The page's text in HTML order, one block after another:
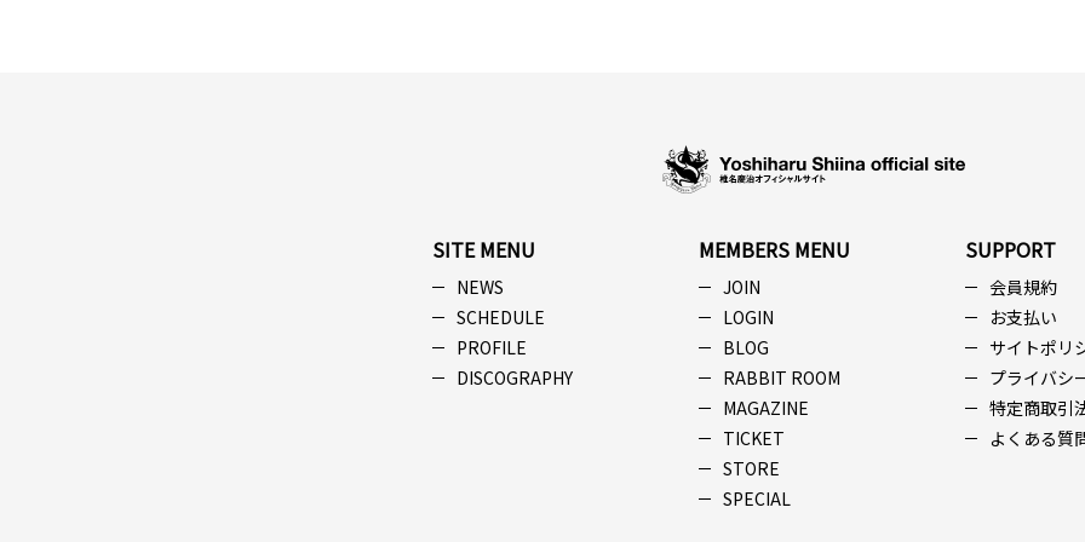
SITE MENU
NEWS
SCHEDULE
PROFILE
DISCOGRAPHY
MEMBERS MENU
JOIN
LOGIN
BLOG
RABBIT ROOM
MAGAZINE
TICKET
STORE
SPECIAL
SUPPORT
会員規約
お支払い
サイトポリ
プライバシ
特定商取引
よくある質